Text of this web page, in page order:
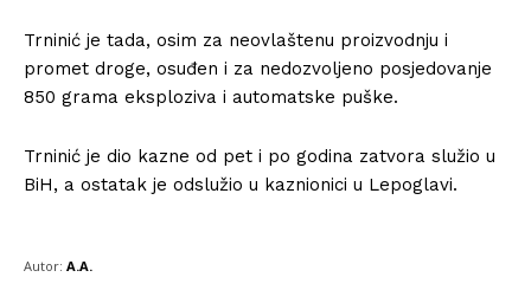
Trninić je tada, osim za neovlaštenu proizvodnju i
promet droge, osuđen i za nedozvoljeno posjedovanje
850 grama eksploziva i automatske puške.
Trninić je dio kazne od pet i po godina zatvora služio u
BiH, a ostatak je odslužio u kaznionici u Lepoglavi.
Autor: A.A.